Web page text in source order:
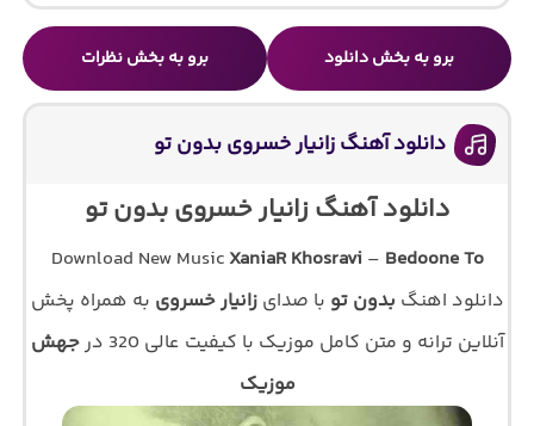
برو به بخش دانلود برو به بخش نظرات
دانلود آهنگ زانیار خسروی بدون تو
دانلود آهنگ زانیار خسروی بدون تو
Download New Music XaniaR Khosravi – Bedoone To
دانلود اهنگ بدون تو با صدایزانیار خسروی به همراه پخش
آنلاین ترانه و متن کامل موزیک با کیفیت عالی 320 در
جهش
موزیک